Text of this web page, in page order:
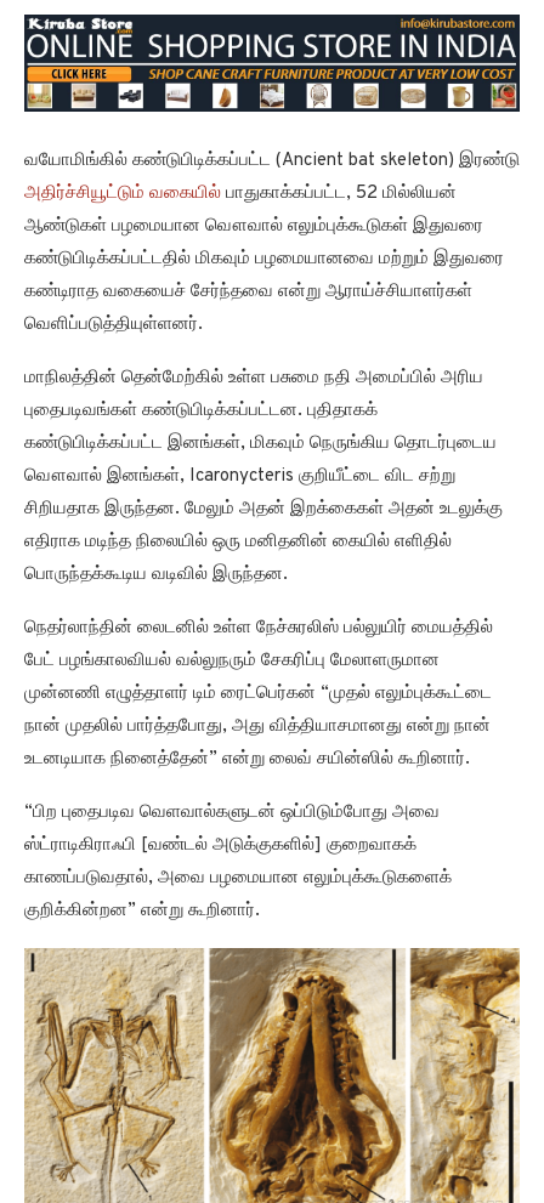
வயோமிங்கில் கண்டுபிடிக்கப்பட்ட (Ancient bat skeleton) இரண்டு
அதிர்ச்சியூட்டும் வகையில் பாதுகாக்கப்பட்ட, 52 மில்லியன்
ஆண்டுகள் பழமையான வௌவால் எலும்புக்கூடுகள் இதுவரை
கண்டுபிடிக்கப்பட்டதில் மிகவும் பழமையானவை மற்றும் இதுவரை
கண்டிராத வகையைச் சேர்ந்தவை என்று ஆராய்ச்சியாளர்கள்
வெளிப்படுத்தியுள்ளனர்.
மாநிலத்தின் தென்மேற்கில் உள்ள பசுமை நதி அமைப்பில் அரிய
புதைபடிவங்கள் கண்டுபிடிக்கப்பட்டன. புதிதாகக்
கண்டுபிடிக்கப்பட்ட இனங்கள், மிகவும் நெருங்கிய தொடர்புடைய
வௌவால் இனங்கள், Icaronycteris குறியீட்டை விட சற்று
சிறியதாக இருந்தன. மேலும் அதன் இறக்கைகள் அதன் உடலுக்கு
எதிராக மடிந்த நிலையில் ஒரு மனிதனின் கையில் எளிதில்
பொருந்தக்கூடிய வடிவில் இருந்தன.
நெதர்லாந்தின் லைடனில் உள்ள நேச்சுரலிஸ் பல்லுயிர் மையத்தில்
பேட் பழங்காலவியல் வல்லுநரும் சேகரிப்பு மேலாளருமான
முன்னணி எழுத்தாளர் டிம் ரைட்பெர்கன் “முதல் எலும்புக்கூட்டை
நான் முதலில் பார்த்தபோது, ​​அது வித்தியாசமானது என்று நான்
உடனடியாக நினைத்தேன்” என்று லைவ் சயின்ஸில் கூறினார்.
“பிற புதைபடிவ வெளவால்களுடன் ஒப்பிடும்போது அவை
ஸ்ட்ராடிகிராஃபி [வண்டல் அடுக்குகளில்] குறைவாகக்
காணப்படுவதால், அவை பழமையான எலும்புக்கூடுகளைக்
குறிக்கின்றன” என்று கூறினார்.